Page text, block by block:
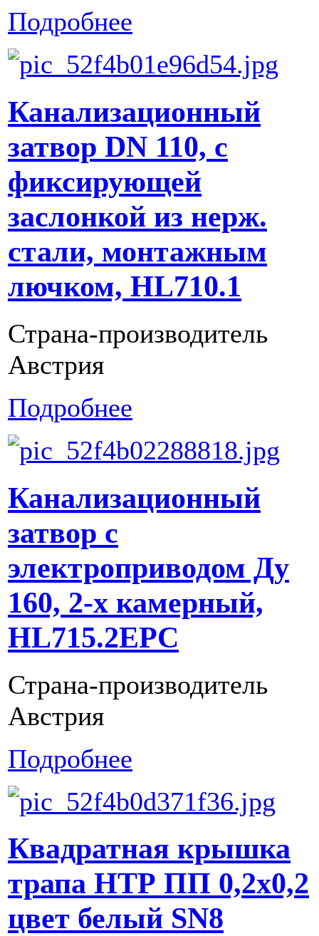
Подробнее
Канализационный
затвор DN 110, с
фиксирующей
заслонкой из нерж.
стали, монтажным
лючком, HL710.1
Страна-производитель
Австрия
Подробнее
Канализационный
затвор с
электроприводом Ду
160, 2-х камерный,
HL715.2EPC
Страна-производитель
Австрия
Подробнее
Квадратная крышка
трапа НТР ПП 0,2х0,2
цвет белый SN8